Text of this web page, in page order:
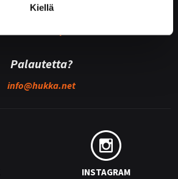
Kiellä
Medialle
Palautetta?
info@hukka.net
INSTAGRAM